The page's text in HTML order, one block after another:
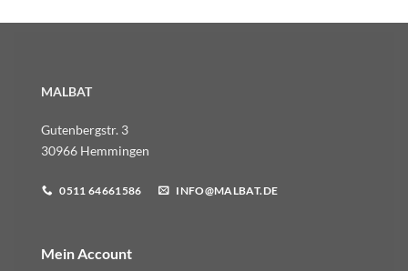
MALBAT
Gutenbergstr. 3
30966 Hemmingen
0511 64661586 INFO@MALBAT.DE
Mein Account